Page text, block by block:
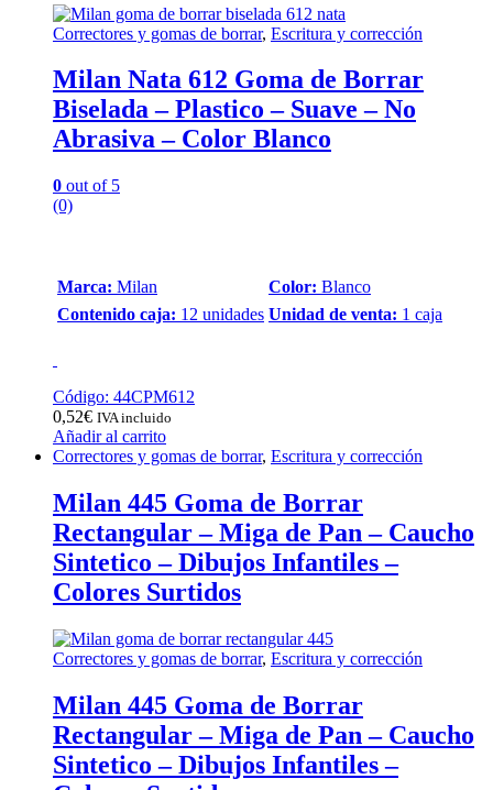
Correctores y gomas de borrar, Escritura y corrección
Milan Nata 612 Goma de Borrar
Biselada – Plastico – Suave – No
Abrasiva – Color Blanco
0 out of 5
(0)
Marca: Milan Color: Blanco
Contenido caja: 12 unidades Unidad de venta: 1 caja
Código: 44CPM612
0,52€ IVA incluido
Añadir al carrito
Correctores y gomas de borrar, Escritura y corrección
Milan 445 Goma de Borrar
Rectangular – Miga de Pan – Caucho
Sintetico – Dibujos Infantiles –
Colores Surtidos
Correctores y gomas de borrar, Escritura y corrección
Milan 445 Goma de Borrar
Rectangular – Miga de Pan – Caucho
Sintetico – Dibujos Infantiles –